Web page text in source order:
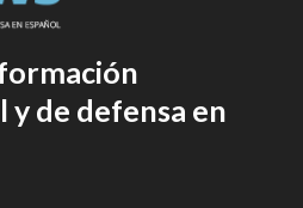
y de defensa en